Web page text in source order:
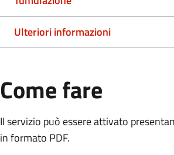
Ulteriori informazioni
Come fare
Il servizio può essere attivato
in formato PDF.